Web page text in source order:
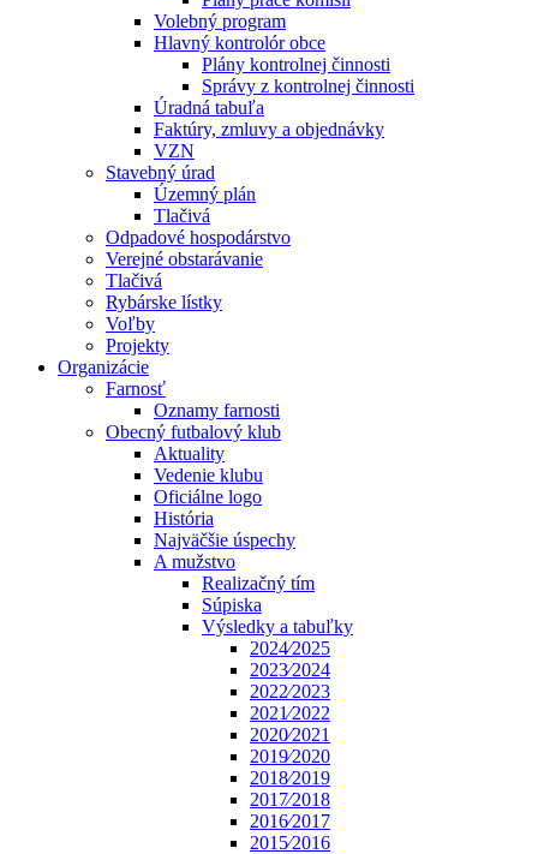
Volebný program
Hlavný kontrolór obce
Plány kontrolnej činnosti
Správy z kontrolnej činnosti
Úradná tabuľa
Faktúry, zmluvy a objednávky
VZN
Stavebný úrad
Územný plán
Tlačivá
Odpadové hospodárstvo
Verejné obstarávanie
Tlačivá
Rybárske lístky
Voľby
Projekty
Organizácie
Farnosť
Oznamy farnosti
Obecný futbalový klub
Aktuality
Vedenie klubu
Oficiálne logo
História
Najväčšie úspechy
A mužstvo
Realizačný tím
Súpiska
Výsledky a tabuľky
2024⁄2025
2023⁄2024
2022⁄2023
2021⁄2022
2020⁄2021
2019⁄2020
2018⁄2019
2017⁄2018
2016⁄2017
2015⁄2016